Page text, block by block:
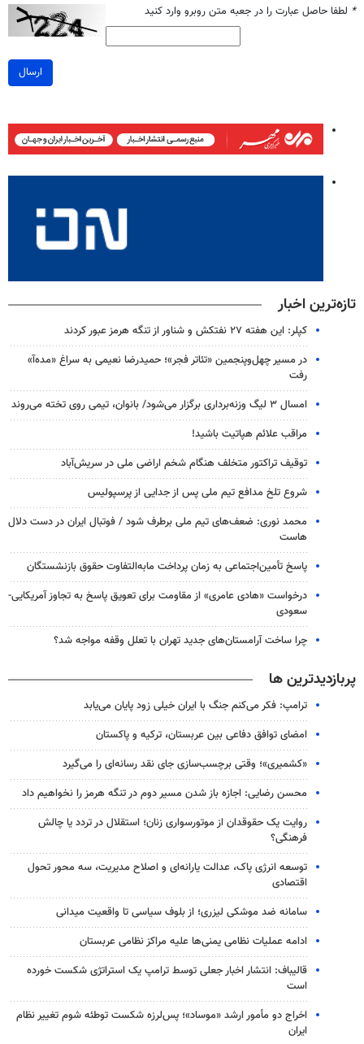
* لطفا حاصل عبارت را در جعبه متن روبرو وارد کنید
ارسال
تازه‌ترین اخبار
کپلر: این هفته ۲۷ نفتکش و شناور از تنگه هرمز عبور کردند
در مسیر چهل‌وپنجمین «تئاتر فجر»؛ حمیدرضا نعیمی به سراغ «مده‌آ»
رفت
امسال ۳ لیگ وزنه‌برداری برگزار می‌شود/ بانوان، تیمی روی تخته می‌روند
مراقب علائم هپاتیت باشید!
توقیف تراکتور متخلف هنگام شخم اراضی ملی در سریش‌آباد
شروع تلخ مدافع تیم ملی پس از جدایی از پرسپولیس
محمد نوری: ضعف‌های تیم ملی برطرف شود / فوتبال ایران در دست دلال
هاست
پاسخ تأمین‌اجتماعی به زمان پرداخت مابه‌التفاوت حقوق بازنشستگان
درخواست «هادی عامری» از مقاومت برای تعویق پاسخ به تجاوز آمریکایی-
سعودی
چرا ساخت آرامستان‌های جدید تهران با تعلل وقفه مواجه شد؟
پربازدیدترین ها
ترامپ: فکر می‌کنم جنگ با ایران خیلی زود پایان می‌یابد
امضای توافق دفاعی بین عربستان، ترکیه و پاکستان
«کشمیری»؛ وقتی برچسب‌سازی جای نقد رسانه‌ای را می‌گیرد
محسن رضایی: اجازه باز شدن مسیر دوم در تنگه هرمز را نخواهیم داد
روایت یک حقوقدان از موتورسواری زنان؛ استقلال در تردد یا چالش
فرهنگی؟
توسعه انرژی پاک، عدالت یارانه‌ای و اصلاح مدیریت، سه محور تحول
اقتصادی
سامانه ضد موشکی لیزری؛ از بلوف سیاسی تا واقعیت میدانی
ادامه عملیات نظامی یمنی‌ها علیه مراکز نظامی عربستان
قالیباف: انتشار اخبار جعلی توسط ترامپ یک استراتژی شکست خورده
است
اخراج دو مأمور ارشد «موساد»؛ پس‌لرزه شکست توطئه شوم تغییر نظام
ایران